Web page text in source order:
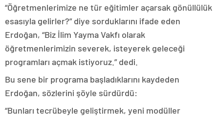
“Öğretmenlerimize ne tür eğitimler açarsak gönüllülük
esasıyla gelirler?” diye sorduklarını ifade eden
Erdoğan, “Biz İlim Yayma Vakfı olarak
öğretmenlerimizin severek, isteyerek geleceği
programları açmak istiyoruz.” dedi.
Bu sene bir programa başladıklarını kaydeden
Erdoğan, sözlerini şöyle sürdürdü:
“Bunları tecrübeyle geliştirmek, yeni modüller